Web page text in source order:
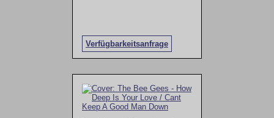
Verfügbarkeitsanfrage